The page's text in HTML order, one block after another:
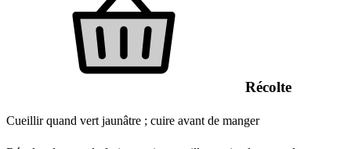
Récolte
Cueillir quand vert jaunâtre ; cuire avant de manger